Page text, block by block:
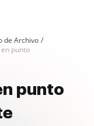
de Archivo
punto
punto